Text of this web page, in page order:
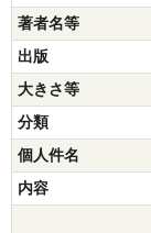
著者名等
出版
大きさ等
分類
個人件名
内容